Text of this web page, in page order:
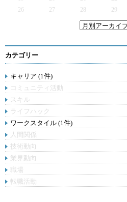
26
27 28 29
カテゴリー
キャリア (1件)
コミュニティ活動
スキル
ライフハック
ワークスタイル (1件)
人間関係
技術動向
業界動向
職場
転職活動